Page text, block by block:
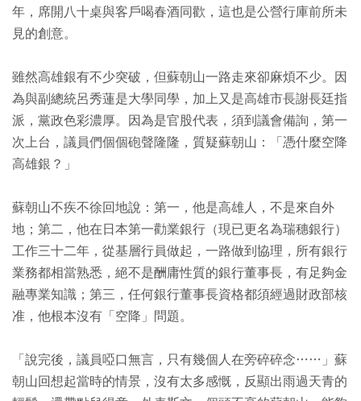
年，席開八十桌與客戶喝春酒同歡，這也是公營行庫前所未
見的創意。
雖然高雄銀有不少突破，但蘇朝山一路走來卻麻煩不少。因
為與副總統呂秀蓮是大學同學，加上又是高雄市長謝長廷指
派，黨政色彩濃厚。因為是官股代表，須到議會備詢，第一
次上台，議員們個個砲聲隆隆，質疑蘇朝山：「憑什麼空降
高雄銀？」
蘇朝山不疾不徐回地說：第一，他是高雄人，不是來自外
地；第二，他在日本第一勸業銀行（現已更名為瑞穗銀行）
工作三十二年，從基層行員做起，一路做到協理，所有銀行
業務都相當熟悉，絕不是酬庸性質的銀行董事長，有足夠金
融專業知識；第三，任何銀行董事長資格都須經過財政部核
准，他根本沒有「空降」問題。
「說完後，議員啞口無言，只有幾個人在旁碎碎念……」蘇
朝山回想起當時的情景，沒有太多感慨，反顯出雨過天青的